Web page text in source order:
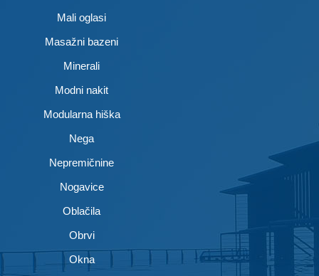
Mali oglasi
Masažni bazeni
Minerali
Modni nakit
Modularna hiška
Nega
Nepremičnine
Nogavice
Oblačila
Obrvi
Okna